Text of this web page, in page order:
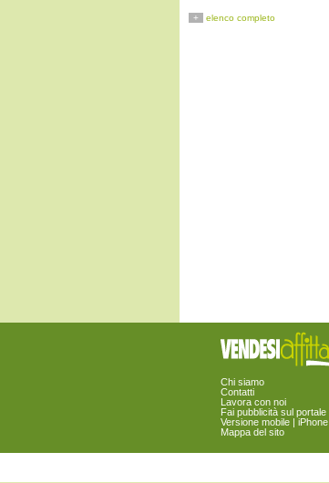
Massa Fermana
Porto San Giorgio
Porto Sant'Elpidio
Sant'Elpidio a Mare
Santa Vittoria in Matenano
Servigliano
Smerillo
+ elenco completo
Chi siamo
Contatti
Lavora con noi
Fai pubblicità sul portale
Versione mobile | iPhone
Mappa del sito